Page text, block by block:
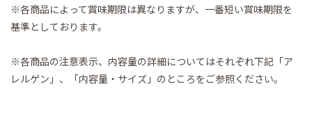
※各商品によって賞味期限は異なりますが、一番短い賞味期限を
基準としております。
※各商品の注意表示、内容量の詳細についてはそれぞれ下記「ア
レルゲン」、「内容量・サイズ」のところをご参照ください。